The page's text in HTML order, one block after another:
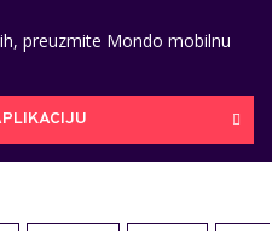
preuzmite Mondo mobilnu